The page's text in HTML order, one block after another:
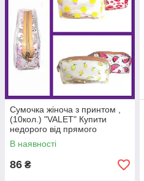
Сумочка жіноча з принтом ,
(10кол.) "VALET" Купити
недорого від прямого
постачальника
В наявності
86 ₴